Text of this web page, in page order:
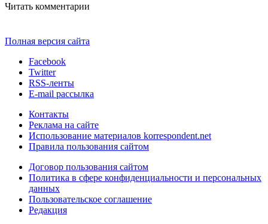
Читать комментарии
Полная версия сайта
Facebook
Twitter
RSS-ленты
E-mail рассылка
Контакты
Реклама на сайте
Использование материалов korrespondent.net
Правила пользования сайтом
Договор пользования сайтом
Политика в сфере конфиденциальности и персональных
данных
Пользовательское соглашение
Редакция